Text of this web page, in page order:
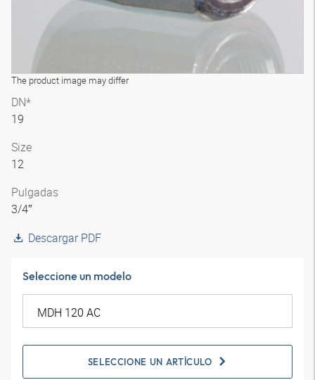
The product image may differ
DN*
19
Size
12
Pulgadas
3/4″
Descargar PDF
Seleccione un modelo
SELECCIONE UN ARTÍCULO